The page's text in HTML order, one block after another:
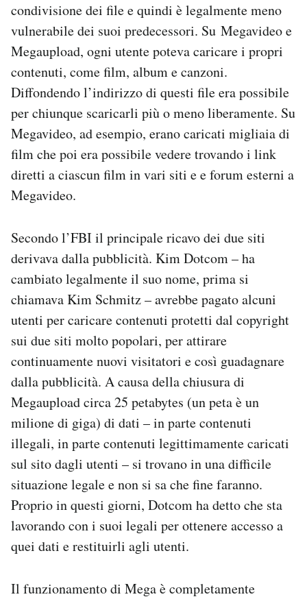
condivisione dei file e quindi è legalmente meno
vulnerabile dei suoi predecessori. Su Megavideo e
Megaupload, ogni utente poteva caricare i propri
contenuti, come film, album e canzoni.
Diffondendo l’indirizzo di questi file era possibile
per chiunque scaricarli più o meno liberamente. Su
Megavideo, ad esempio, erano caricati migliaia di
film che poi era possibile vedere trovando i link
diretti a ciascun film in vari siti e e forum esterni a
Megavideo.
Secondo l’FBI il principale ricavo dei due siti
derivava dalla pubblicità. Kim Dotcom – ha
cambiato legalmente il suo nome, prima si
chiamava Kim Schmitz – avrebbe pagato alcuni
utenti per caricare contenuti protetti dal copyright
sui due siti molto popolari, per attirare
continuamente nuovi visitatori e così guadagnare
dalla pubblicità. A causa della chiusura di
Megaupload circa 25 petabytes (un peta è un
milione di giga) di dati – in parte contenuti
illegali, in parte contenuti legittimamente caricati
sul sito dagli utenti – si trovano in una difficile
situazione legale e non si sa che fine faranno.
Proprio in questi giorni, Dotcom ha detto che sta
lavorando con i suoi legali per ottenere accesso a
quei dati e restituirli agli utenti.
Il funzionamento di Mega è completamente